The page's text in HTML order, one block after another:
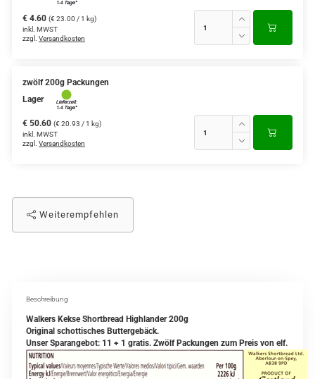
€ 4.60 (€ 23.00 / 1 kg)
inkl. MWST
zzgl. Versandkosten
zwölf 200g Packungen
Lager
€ 50.60 (€ 20.93 / 1 kg)
inkl. MWST
zzgl. Versandkosten
Weiterempfehlen
Beschreibung
Walkers Kekse Shortbread Highlander 200g
Original schottisches Buttergebäck.
Unser Sparangebot: 11 + 1 gratis. Zwölf Packungen zum Preis von elf.